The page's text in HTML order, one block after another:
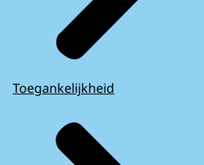
Toegankelijkheid